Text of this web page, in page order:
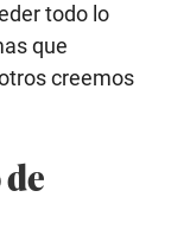
todo lo
que
creemos